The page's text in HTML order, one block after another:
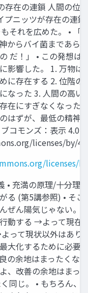
存在の連鎖 人間の位
プニッツが存在の連
それを広めた。 • 「
からバイ菌まであら
だ！」 • この発想は
影響した。 1. 万物は
に存在する 2. 位階の
なった 3. 人間の高い
在にすぎなくなった
はずが、最低の精神
コモンズ：表示 4.0
licenses/by/
licenses/
• 充満の原理/十分理
る (第5講参照) • そこ
ぜん陽気じゃない。
動する →よって現在
って現状以外はあり
大化するために必要
の余地はまったくな
、改善の余地はまっ
同じ。 • もちろん、